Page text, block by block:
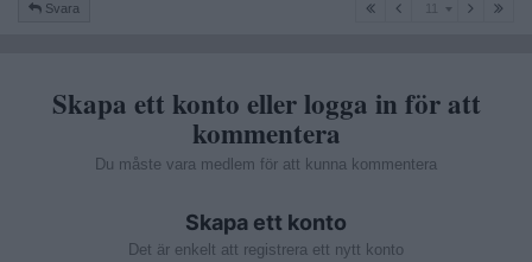
Svara
Skapa ett konto eller logga in för att
kommentera
Du måste vara medlem för att kunna kommentera
Skapa ett konto
Det är enkelt att registrera ett nytt konto